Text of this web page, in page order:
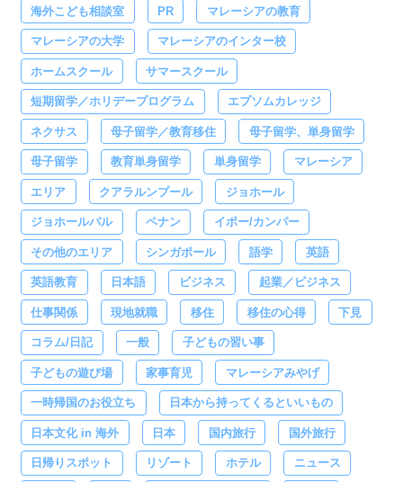
海外こども相談室 PR マレーシアの教育
マレーシアの大学 マレーシアのインター校
ホームスクール サマースクール
短期留学／ホリデープログラム エプソムカレッジ
ネクサス 母子留学／教育移住 母子留学、単身留学
母子留学 教育単身留学 単身留学 マレーシア
エリア クアラルンプール ジョホール
ジョホールバル ペナン イポー/カンパー
その他のエリア シンガポール 語学 英語
英語教育 日本語 ビジネス 起業／ビジネス
仕事関係 現地就職 移住 移住の心得 下見
コラム/日記 一般 子どもの習い事
子どもの遊び場 家事育児 マレーシアみやげ
一時帰国のお役立ち 日本から持ってくるといいもの
日本文化 in 海外 日本 国内旅行 国外旅行
日帰りスポット リゾート ホテル ニュース